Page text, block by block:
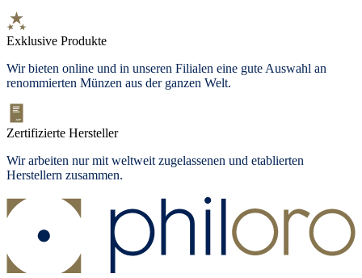
Exklusive Produkte
Wir bieten online und in unseren Filialen eine gute Auswahl an
renommierten Münzen aus der ganzen Welt.
Zertifizierte Hersteller
Wir arbeiten nur mit weltweit zugelassenen und etablierten
Herstellern zusammen.